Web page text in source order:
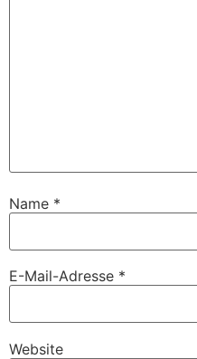
Name *
E-Mail-Adresse *
Website